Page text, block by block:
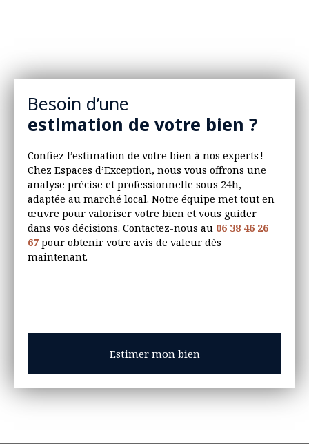
Besoin d’une
estimation de votre bien ?
Confiez l’estimation de votre bien à nos experts !
Chez Espaces d’Exception, nous vous offrons une
analyse précise et professionnelle sous 24h,
adaptée au marché local. Notre équipe met tout en
œuvre pour valoriser votre bien et vous guider
dans vos décisions. Contactez-nous au 06 38 46 26
67 pour obtenir votre avis de valeur dès
maintenant.
Estimer mon bien